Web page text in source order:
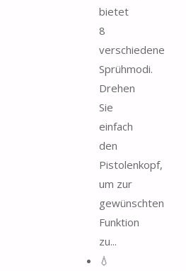
bietet
8
verschiedene
Sprühmodi.
Drehen
Sie
einfach
den
Pistolenkopf,
um zur
gewünschten
Funktion
zu...
💧